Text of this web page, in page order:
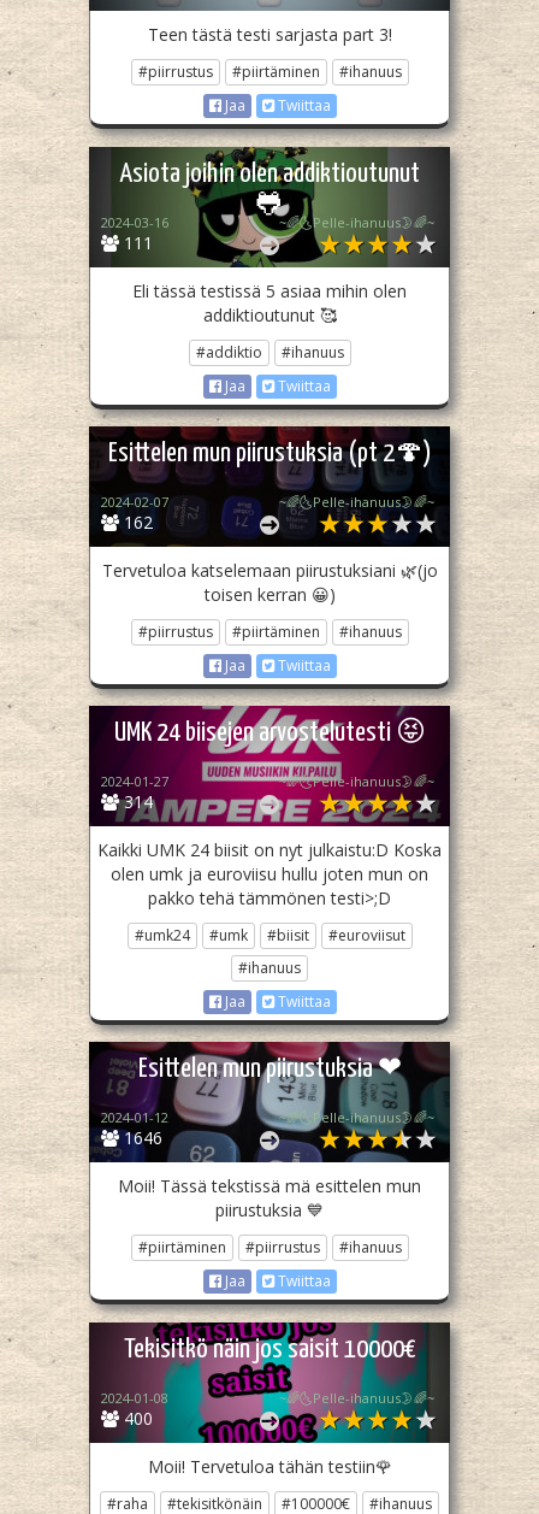
Teen tästä testi sarjasta part 3!
#piirrustus #piirtäminen
#ihanuus
Jaa
Twiittaa
Asiota joihin olen addiktioutunut
🐸
111
2024-03-16 ~🌈🌜Pelle-ihanuus🌛🌈~
Eli tässä testissä 5 asiaa mihin olen
addiktioutunut 🥰
#addiktio
#ihanuus
Jaa
Twiittaa
Esittelen mun piirustuksia (pt 2🍄)
162
2024-02-07 ~🌈🌜Pelle-ihanuus🌛🌈~
Tervetuloa katselemaan piirustuksiani 🌿(jo
toisen kerran 😀)
#piirrustus #piirtäminen
#ihanuus
Jaa
Twiittaa
UMK 24 biisejen arvostelutesti 😝
314
2024-01-27 ~🌈🌜Pelle-ihanuus🌛🌈~
Kaikki UMK 24 biisit on nyt julkaistu:D Koska
olen umk ja euroviisu hullu joten mun on
pakko tehä tämmönen testi>;D
#umk24 #umk #biisit
#euroviisut
#ihanuus
Jaa
Twiittaa
Esittelen mun piirustuksia ❤
1646
2024-01-12 ~🌈🌜Pelle-ihanuus🌛🌈~
Moii! Tässä tekstissä mä esittelen mun
piirustuksia 💙
#piirtäminen #piirrustus
#ihanuus
Jaa
Twiittaa
Tekisitkö näin jos saisit 10000€
400
2024-01-08 ~🌈🌜Pelle-ihanuus🌛🌈~
Moii! Tervetuloa tähän testiin🌹
#raha #tekisitkönäin #100000€ #ihanuus